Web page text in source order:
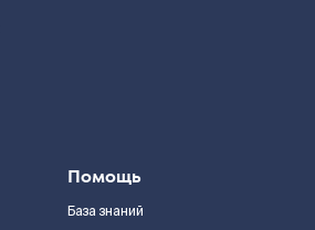
Помощь
База знаний